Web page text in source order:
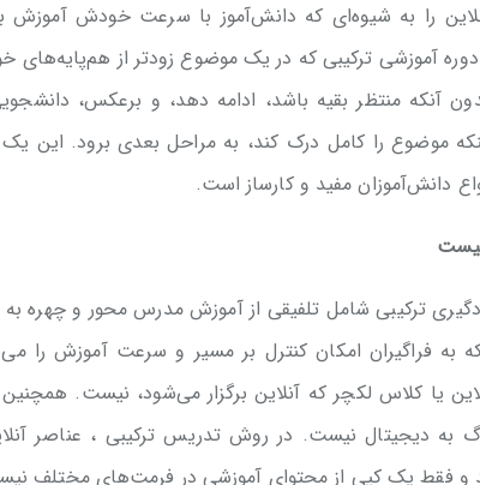
را به شیوه‌ای که دانش‌آموز با سرعت خودش آموزش
آموزشی ترکیبی که در یک موضوع زودتر از هم‌پایه‌های
آنکه منتظر بقیه باشد، ادامه دهد، و برعکس،
موضوع را کامل درک کند، به مراحل بعدی برود. این
دانش‌آموزان مفید و کارساز است.
ترکیبی شامل تلفیقی از آموزش مدرس محور و چهره
به فراگیران امکان کنترل بر مسیر و سرعت آموزش را
یا کلاس لکچر که آنلاین برگزار می‌شود، نیست.
به دیجیتال نیست. در روش تدریس ترکیبی ، عناصر
و فقط یک کپی از محتوای آموزشی در فرمت‌های مختلف